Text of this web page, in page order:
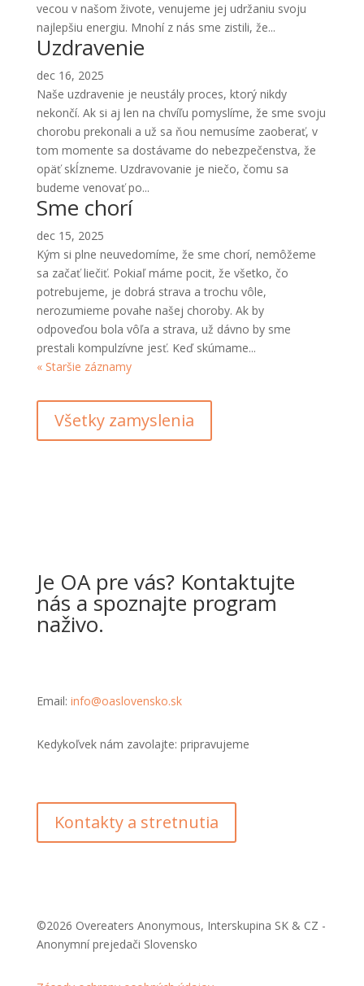
vecou v našom živote, venujeme jej udržaniu svoju
najlepšiu energiu. Mnohí z nás sme zistili, že...
Uzdravenie
dec 16, 2025
Naše uzdravenie je neustály proces, ktorý nikdy
nekončí. Ak si aj len na chvíľu pomyslíme, že sme svoju
chorobu prekonali a už sa ňou nemusíme zaoberať, v
tom momente sa dostávame do nebezpečenstva, že
opäť skĺzneme. Uzdravovanie je niečo, čomu sa
budeme venovať po...
Sme chorí
dec 15, 2025
Kým si plne neuvedomíme, že sme chorí, nemôžeme
sa začať liečiť. Pokiaľ máme pocit, že všetko, čo
potrebujeme, je dobrá strava a trochu vôle,
nerozumieme povahe našej choroby. Ak by
odpoveďou bola vôľa a strava, už dávno by sme
prestali kompulzívne jesť. Keď skúmame...
« Staršie záznamy
Všetky zamyslenia
Je OA pre vás? Kontaktujte
nás a spoznajte program
naživo.
Email: info@oaslovensko.sk
Kedykoľvek nám zavolajte: pripravujeme
Kontakty a stretnutia
©2026 Overeaters Anonymous, Interskupina SK & CZ -
Anonymní prejedači Slovensko